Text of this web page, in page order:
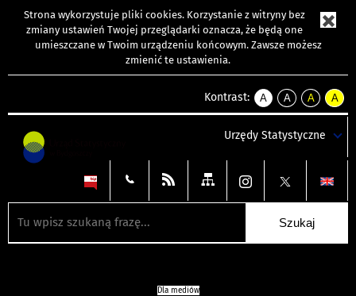
Strona wykorzystuje pliki cookies. Korzystanie z witryny bez
zmiany ustawień Twojej przeglądarki oznacza, że będą one
umieszczane w Twoim urządzeniu końcowym. Zawsze możesz
zmienić te ustawienia.
Kontrast:
A
kontrast
A
kontrast
tekst
czarnym
A
kontrast
tekst
czarnym
A
tekst
żółtym
Urzędy Statystyczne
Dla mediów